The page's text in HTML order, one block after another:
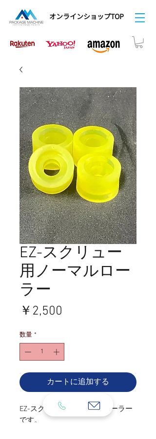
オンラインショップTOP
EZ-スクリュー
用ノーマルロー
ラー
￥2,500
数量 *
カートに追加する
EZ-スクリュー用ノーマルローラー
です。